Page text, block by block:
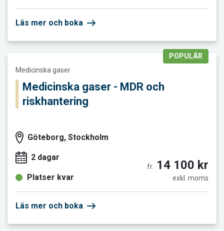
Läs mer och boka
Läs mer och boka Medicinska gaser - MDR och riskhantering
POPULÄR
Medicinska gaser
Medicinska gaser - MDR och
riskhantering
Göteborg, Stockholm
2 dagar
Platser kvar
fr. 14 100 kr
exkl. moms
Läs mer och boka